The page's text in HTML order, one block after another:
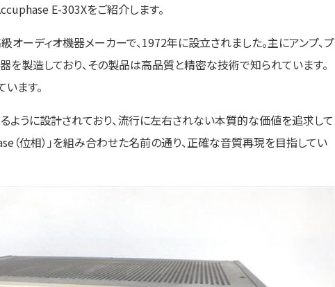
E-303Xをご紹介します。
オーディオ機器メーカーで、1972年に設立されました。主にアンプ、プ
を製造しており、その製品は高品質と精密な技術で知られています。
ます。
ように設計されており、流行に左右されない本質的な価値を追求して
（位相）」を組み合わせた名前の通り、正確な音質再現を目指してい